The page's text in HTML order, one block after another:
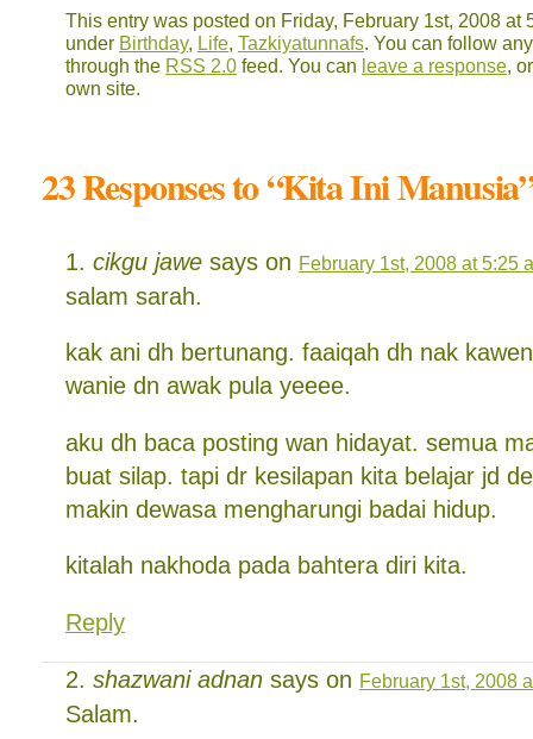
This entry was posted on Friday, February 1st, 2008 at
under Birthday, Life, Tazkiyatunnafs. You can follow
through the RSS 2.0 feed. You can leave a response,
own site.
23 Responses to “Kita Ini
cikgu jawe says on February 1st, 2008 at 5:25
salam sarah.
kak ani dh bertunang. faaiqah dh nak
wanie dn awak pula yeeee.
aku dh baca posting wan hidayat. semua
buat silap. tapi dr kesilapan kita belajar jd
makin dewasa mengharungi badai hidup.
kitalah nakhoda pada bahtera diri kita.
Reply
shazwani adnan says on February 1st, 2008
Salam.